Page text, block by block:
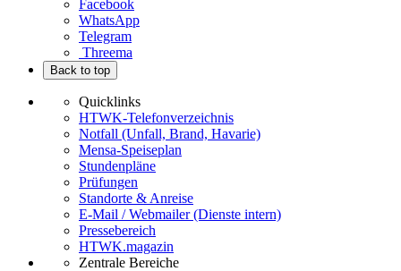
Facebook
WhatsApp
Telegram
Threema
Back to top
Quicklinks
HTWK-Telefonverzeichnis
Notfall (Unfall, Brand, Havarie)
Mensa-Speiseplan
Stundenpläne
Prüfungen
Standorte & Anreise
E-Mail / Webmailer (Dienste intern)
Pressebereich
HTWK.magazin
Zentrale Bereiche